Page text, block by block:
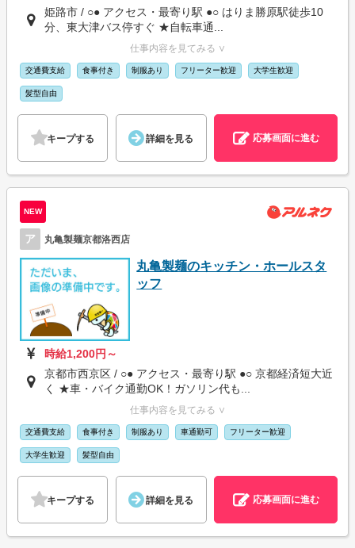
姫路市 / ○● アクセス・最寄り駅 ●○ はりま勝原駅徒歩10
分、東大津バス停すぐ ★自転車通...
仕事内容を見てみる ∨
交通費支給 食事付き 制服あり フリーター歓迎 大学生歓迎
髪型自由
キープする 詳細を見る 応募画面に進む
NEW
ア 丸亀製麺京都洛西店
丸亀製麺のキッチン・ホールスタ
ッフ
時給1,200円～
京都市西京区 / ○● アクセス・最寄り駅 ●○ 京都経済短大近
く ★車・バイク通勤OK！ガソリン代も...
仕事内容を見てみる ∨
交通費支給 食事付き 制服あり 車通勤可 フリーター歓迎
大学生歓迎 髪型自由
キープする 詳細を見る 応募画面に進む